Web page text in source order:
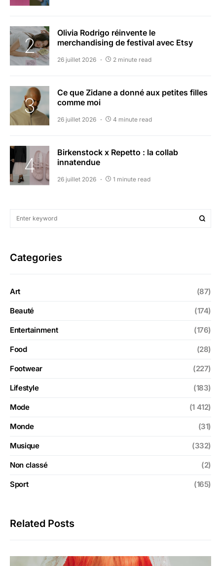
Olivia Rodrigo réinvente le
merchandising de festival avec Etsy
26 juillet 2026 2 minute read
Ce que Zidane a donné aux petites filles
comme moi
26 juillet 2026 4 minute read
Birkenstock x Repetto : la collab
innatendue
26 juillet 2026 1 minute read
Categories
Art (87)
Beauté (174)
Entertainment (176)
Food (28)
Footwear (227)
Lifestyle (183)
Mode (1 412)
Monde (31)
Musique (332)
Non classé (2)
Sport (165)
Related Posts